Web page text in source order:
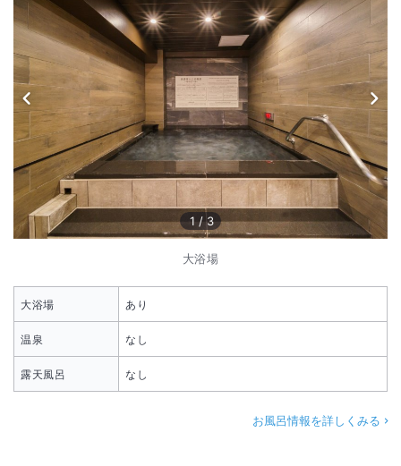
1 / 3
大浴場
大浴場 あり
温泉 なし
露天風呂 なし
お風呂情報を詳しくみる